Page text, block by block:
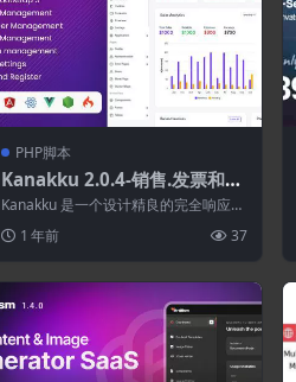
PHP脚本
Kanakku 2.0.4-销售.发票和账
户管理模板
Kanakku 是一个设计精良的完全响应式
1 年前 37